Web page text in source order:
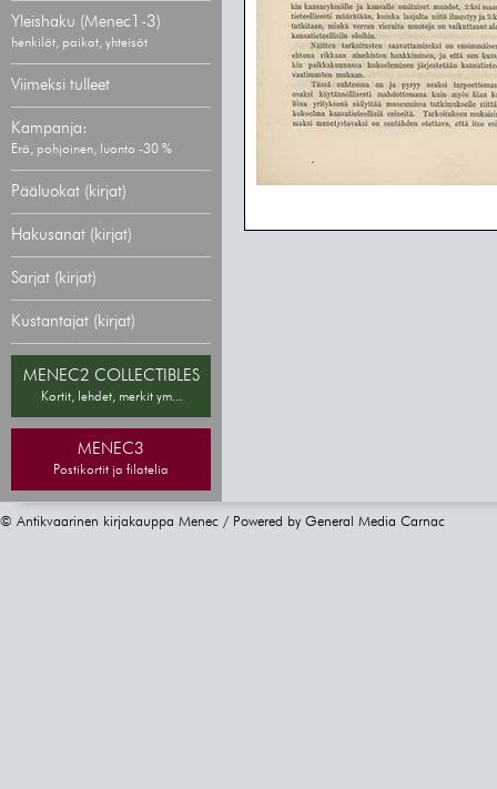
Yleishaku (Menec1-3)
henkilöt, paikat, yhteisöt
Viimeksi tulleet
Kampanja:
Erä, pohjoinen, luonto -30 %
Pääluokat (kirjat)
Hakusanat (kirjat)
Sarjat (kirjat)
Kustantajat (kirjat)
MENEC2 COLLECTIBLES
Kortit, lehdet, merkit ym...
MENEC3
Postikortit ja filatelia
© Antikvaarinen kirjakauppa Menec / Powered by General Media Carnac